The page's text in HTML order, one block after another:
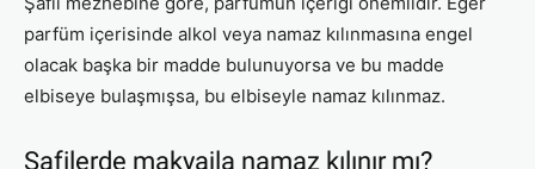
parfüm içerisinde alkol veya namaz kılınmasına engel
olacak başka bir madde bulunuyorsa ve bu madde
elbiseye bulaşmışsa, bu elbiseyle namaz kılınmaz.
Şafilerde makyajla namaz kılınır mı?